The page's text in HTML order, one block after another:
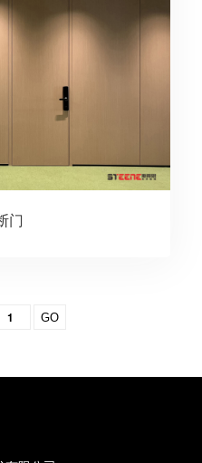
门
GO